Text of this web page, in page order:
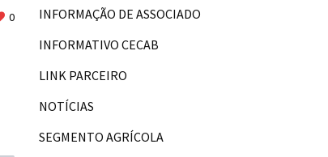
0
INFORMAÇÃO DE ASSOCIADO
INFORMATIVO CECAB
LINK PARCEIRO
NOTÍCIAS
SEGMENTO AGRÍCOLA